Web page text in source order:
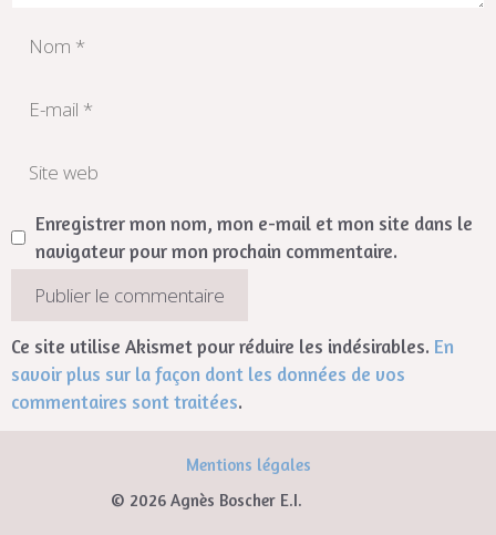
Enregistrer mon nom, mon e-mail et mon site dans le
navigateur pour mon prochain commentaire.
Ce site utilise Akismet pour réduire les indésirables. En
savoir plus sur la façon dont les données de vos
commentaires sont traitées.
Mentions légales
© 2026 Agnès Boscher E.I.